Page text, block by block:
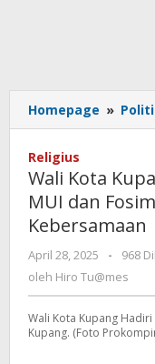
Homepage »
Religius
Wali Kota
MUI dan
Kebersamaan
April 28, 2025
oleh
-
968
oleh Hiro Tu@mes
Wali Kota Kupang
Kupang. (Foto